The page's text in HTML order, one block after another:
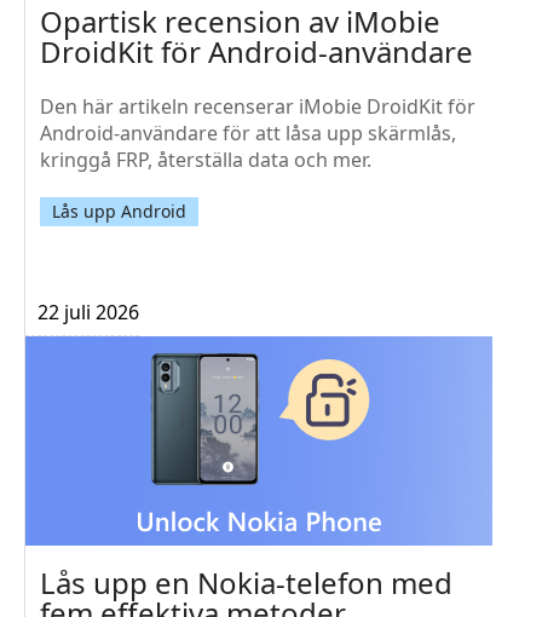
Opartisk recension av iMobie
DroidKit för Android‑användare
Den här artikeln recenserar iMobie DroidKit för
Android-användare för att låsa upp skärmlås,
kringgå FRP, återställa data och mer.
Lås upp Android
22 juli 2026
Lås upp en Nokia-telefon med